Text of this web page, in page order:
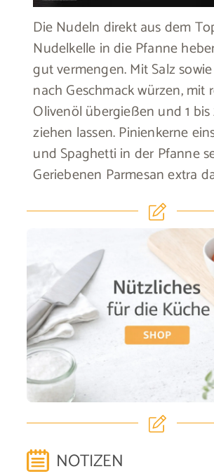
Die Nudeln direkt aus dem
Nudelkelle in die Pfanne
gut vermengen. Mit Salz
nach Geschmack würzen, mit
Olivenöl übergießen und 1
ziehen lassen. Pinienkerne
und Spaghetti in der Pfanne
Geriebenen Parmesan extra
NOTIZEN